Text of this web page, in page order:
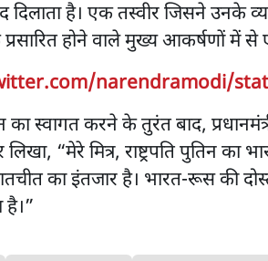
दिलाता है। एक तस्वीर जिसने
होने वाले मुख्य आकर्षणों में से
narendramodi/
का स्वागत करने के तुरंत बाद,
“मेरे मित्र, राष्ट्रपति पुतिन
का इंतजार है। भारत-रूस की
है।”